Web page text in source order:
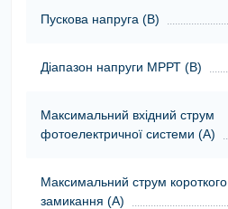
Пускова напруга (В)
Діапазон напруги МРРТ (В)
Максимальний вхідний струм
фотоелектричної системи (А)
Максимальний струм короткого
замикання (А)